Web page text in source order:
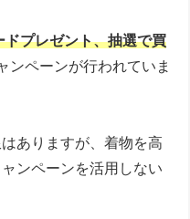
プレゼント、抽選で買
ンペーンが行われていま
ありますが、着物を高
ンペーンを活用しない